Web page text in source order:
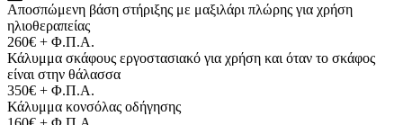
Αποσπώμενη βάση στήριξης με μαξιλάρι πλώρης για χρήση
ηλιοθεραπείας
260€ + Φ.Π.Α.
Κάλυμμα σκάφους εργοστασιακό για χρήση και όταν το σκάφος
είναι στην θάλασσα
350€ + Φ.Π.Α.
Κάλυμμα κονσόλας οδήγησης